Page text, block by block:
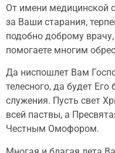
От имени медицинской
за Ваши старания,
подобно доброму
помогаете многим
Да ниспошлет Вам
телесного, да будет
служения. Пусть свет
всей паствы, а
Честным Омофором.